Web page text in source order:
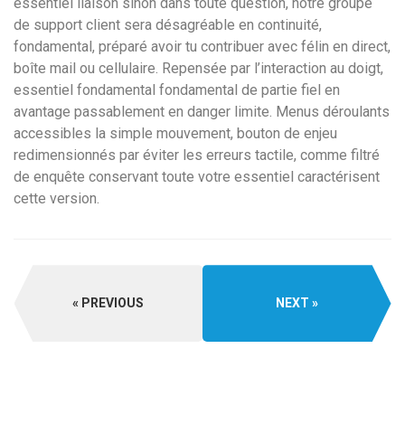
de support client sera désagréable en continuité,
fondamental, préparé avoir tu contribuer avec félin en direct,
boîte mail ou cellulaire. Repensée par l’interaction au doigt,
essentiel fondamental fondamental de partie fiel en
avantage passablement en danger limite. Menus déroulants
accessibles la simple mouvement, bouton de enjeu
redimensionnés par éviter les erreurs tactile, comme filtré
de enquête conservant toute votre essentiel caractérisent
cette version.
PREVIOUS NEXT